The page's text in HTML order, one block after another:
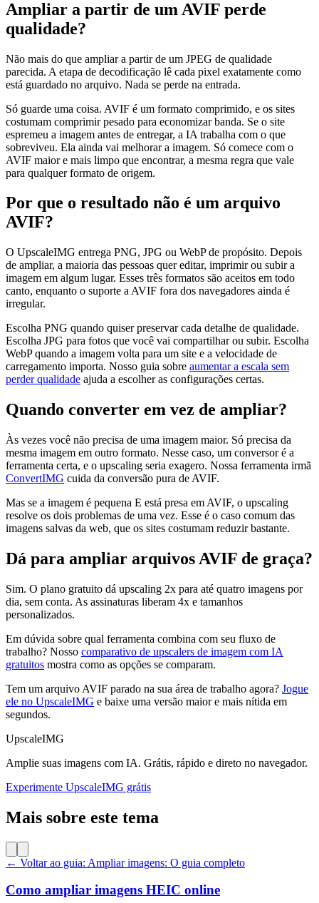
Ampliar a partir de um AVIF perde
qualidade?
Não mais do que ampliar a partir de um JPEG de qualidade
parecida. A etapa de decodificação lê cada pixel exatamente como
está guardado no arquivo. Nada se perde na entrada.
Só guarde uma coisa. AVIF é um formato comprimido, e os sites
costumam comprimir pesado para economizar banda. Se o site
espremeu a imagem antes de entregar, a IA trabalha com o que
sobreviveu. Ela ainda vai melhorar a imagem. Só comece com o
AVIF maior e mais limpo que encontrar, a mesma regra que vale
para qualquer formato de origem.
Por que o resultado não é um arquivo
AVIF?
O UpscaleIMG entrega PNG, JPG ou WebP de propósito. Depois
de ampliar, a maioria das pessoas quer editar, imprimir ou subir a
imagem em algum lugar. Esses três formatos são aceitos em todo
canto, enquanto o suporte a AVIF fora dos navegadores ainda é
irregular.
Escolha PNG quando quiser preservar cada detalhe de qualidade.
Escolha JPG para fotos que você vai compartilhar ou subir. Escolha
WebP quando a imagem volta para um site e a velocidade de
carregamento importa. Nosso guia sobre aumentar a escala sem
perder qualidade ajuda a escolher as configurações certas.
Quando converter em vez de ampliar?
Às vezes você não precisa de uma imagem maior. Só precisa da
mesma imagem em outro formato. Nesse caso, um conversor é a
ferramenta certa, e o upscaling seria exagero. Nossa ferramenta irmã
ConvertIMG cuida da conversão pura de AVIF.
Mas se a imagem é pequena E está presa em AVIF, o upscaling
resolve os dois problemas de uma vez. Esse é o caso comum das
imagens salvas da web, que os sites costumam reduzir bastante.
Dá para ampliar arquivos AVIF de graça?
Sim. O plano gratuito dá upscaling 2x para até quatro imagens por
dia, sem conta. As assinaturas liberam 4x e tamanhos
personalizados.
Em dúvida sobre qual ferramenta combina com seu fluxo de
trabalho? Nosso comparativo de upscalers de imagem com IA
gratuitos mostra como as opções se comparam.
Tem um arquivo AVIF parado na sua área de trabalho agora? Jogue
ele no UpscaleIMG e baixe uma versão maior e mais nítida em
segundos.
UpscaleIMG
Amplie suas imagens com IA. Grátis, rápido e direto no navegador.
Experimente UpscaleIMG grátis
Mais sobre este tema
← Voltar ao guia: Ampliar imagens: O guia completo
Como ampliar imagens HEIC online